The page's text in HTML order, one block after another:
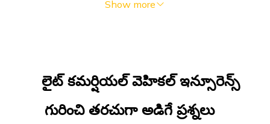
Show more
లైట్ కమర్షియల్ వెహికల్ ఇన్సూరెన్స్
గురించి తరచుగా అడిగే ప్రశ్నలు